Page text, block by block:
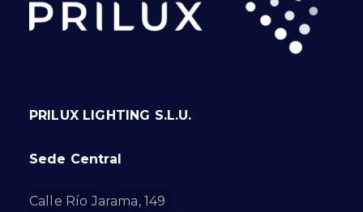
PRILUX LIGHTING S.L.U.
Sede Central
Calle Río Jarama, 149